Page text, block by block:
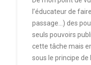
l’éducateur de
passage…) des
seuls pouvoirs
cette tâche mais
sous le principe